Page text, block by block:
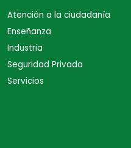
Atención a la ciudadanía
Enseñanza
Industria
Seguridad Privada
Servicios